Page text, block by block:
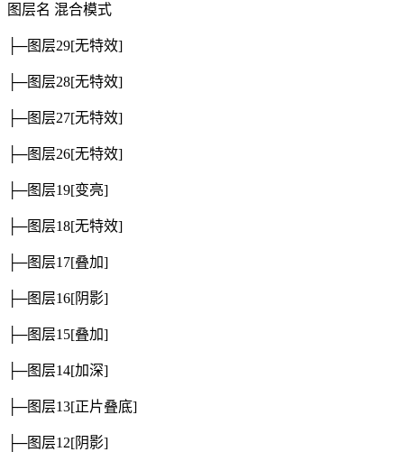
图层名 混合模式
├─图层29[无特效]
├─图层28[无特效]
├─图层27[无特效]
├─图层26[无特效]
├─图层19[变亮]
├─图层18[无特效]
├─图层17[叠加]
├─图层16[阴影]
├─图层15[叠加]
├─图层14[加深]
├─图层13[正片叠底]
├─图层12[阴影]